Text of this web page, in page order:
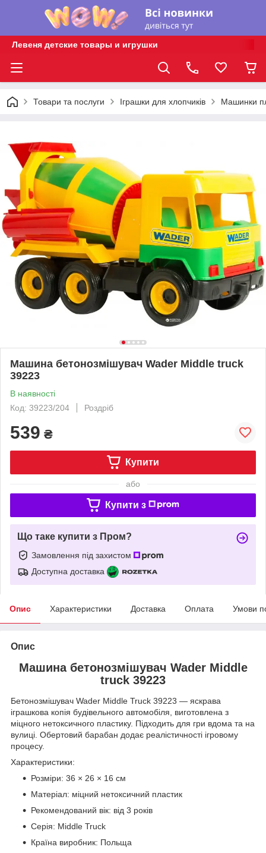
Левеня детские товары и игрушки
Товари та послуги Іграшки для хлопчиків Машинки
Машина бетонозмішувач Wader Middle truck
39223
В наявності
Код: 39223/204
Роздріб
539 ₴
Купити
або
Купити з
Що таке купити з Пром?
Замовлення під захистом
Доступна доставка
Опис Характеристики Доставка Оплата Умови
Опис
Машина бетонозмішувач Wader Middle
truck 39223
Бетонозмішувач Wader Middle Truck 39223 — яскрава
іграшкова копія будівельного автомобіля, виготовлена з
міцного нетоксичного пластику. Підходить для гри вдома та на
вулиці. Обертовий барабан додає реалістичності ігровому
процесу.
Характеристики:
Розміри: 36 × 26 × 16 см
Матеріал: міцний нетоксичний пластик
Рекомендований вік: від 3 років
Серія: Middle Truck
Країна виробник: Польща